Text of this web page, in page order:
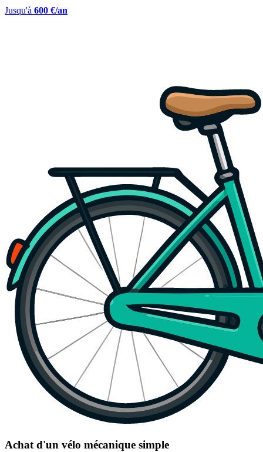
Jusqu'à 600 €/an
Achat d'un vélo mécanique simple